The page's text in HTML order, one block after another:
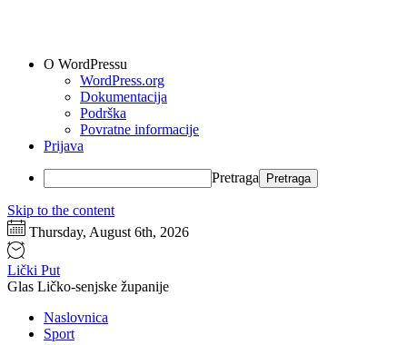
O WordPressu
WordPress.org
Dokumentacija
Podrška
Povratne informacije
Prijava
Pretraga
Skip to the content
Thursday, August 6th, 2026
Lički Put
Glas Ličko-senjske županije
Naslovnica
Sport